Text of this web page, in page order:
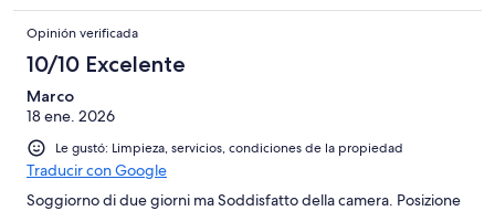
Opinión verificada
10/10 Excelente
Marco
18 ene. 2026
Le gustó: Limpieza, servicios, condiciones de la propiedad
Traducir con Google
Soggiorno di due giorni ma Soddisfatto della camera. Posizione